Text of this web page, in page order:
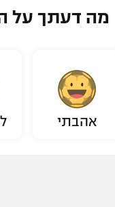
מה דעתך על
אהבתי